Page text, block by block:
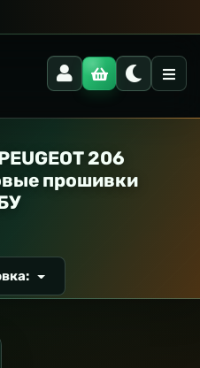
206
прошивки